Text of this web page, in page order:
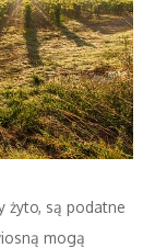
żyto, są podatne
mogą